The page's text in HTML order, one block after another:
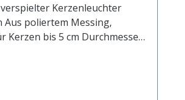
Kerzenleuchter
Aus poliertem Messing,
Kerzen bis 5 cm Durchmesser